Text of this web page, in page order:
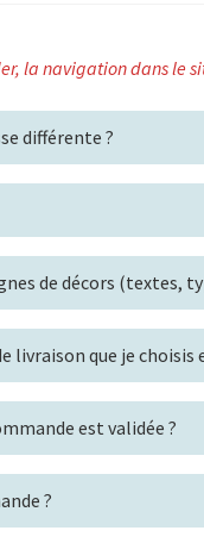
la navigation dans le
différente ?
de décors (textes,
livraison que je choisis
est validée ?
?